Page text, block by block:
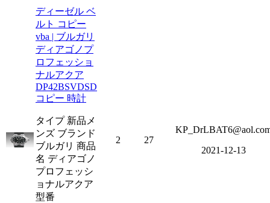
ディーゼル ベ
ルト コピー
vba | ブルガリ
ディアゴノプ
ロフェッショ
ナルアクア
DP42BSVDSD
コピー 時計
タイプ 新品メ
ンズ ブランド
ブルガリ 商品
名 ディアゴノ
プロフェッシ
ョナルアクア
型番
2 27
2021-12-13